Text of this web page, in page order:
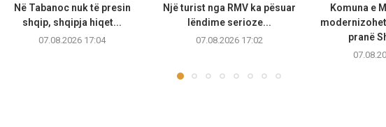
Në Tabanoc nuk të presin
shqip, shqipja hiqet...
07.08.2026 17:04
Një turist nga RMV ka pësuar
lëndime serioze...
07.08.2026 17:02
Komuna e
pranë